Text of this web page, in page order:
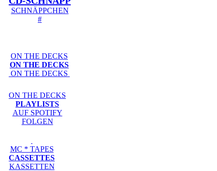
SCHNÄPPCHEN
#
ON THE DECKS
ON THE DECKS
ON THE DECKS
ON THE DECKS
PLAYLISTS
AUF SPOTIFY
FOLGEN
MC * TAPES
CASSETTES
KASSETTEN